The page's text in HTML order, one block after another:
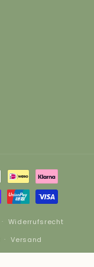
Widerrufsrecht
Versand